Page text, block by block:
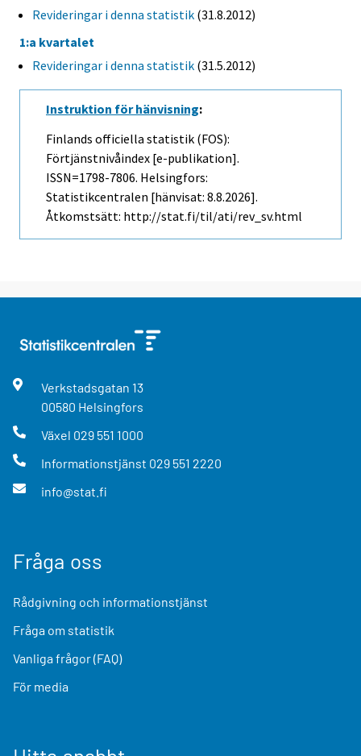
Revideringar i denna statistik (31.8.2012)
1:a kvartalet
Revideringar i denna statistik (31.5.2012)
Instruktion för hänvisning:
Finlands officiella statistik (FOS):
Förtjänstnivåindex [e-publikation].
ISSN=1798-7806. Helsingfors:
Statistikcentralen [hänvisat: 8.8.2026].
Åtkomstsätt: http://stat.fi/til/ati/rev_sv.html
Verkstadsgatan 13
00580 Helsingfors
Växel 029 551 1000
Informationstjänst 029 551 2220
info@stat.fi
Fråga oss
Rådgivning och informationstjänst
Fråga om statistik
Vanliga frågor (FAQ)
För media